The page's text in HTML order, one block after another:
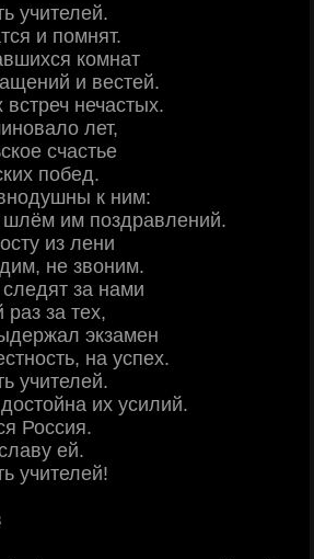
учителей.
и помнят.
комнат
и вестей.
нечастых.
лет,
счастье
побед.
к ним:
им поздравлений.
из лени
не звоним.
за нами
за тех,
экзамен
на успех.
учителей.
их усилий.
Россия.
ей.
учителей!